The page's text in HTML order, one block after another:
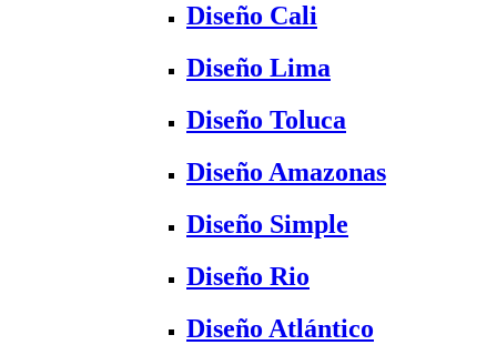
Diseño Cali
Diseño Lima
Diseño Toluca
Diseño Amazonas
Diseño Simple
Diseño Rio
Diseño Atlántico